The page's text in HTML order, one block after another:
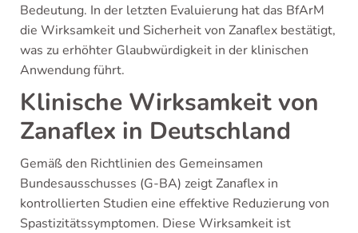
Bedeutung. In der letzten Evaluierung hat das BfArM
die Wirksamkeit und Sicherheit von Zanaflex bestätigt,
was zu erhöhter Glaubwürdigkeit in der klinischen
Anwendung führt.
Klinische Wirksamkeit von
Zanaflex in Deutschland
Gemäß den Richtlinien des Gemeinsamen
Bundesausschusses (G-BA) zeigt Zanaflex in
kontrollierten Studien eine effektive Reduzierung von
Spastizitätssymptomen. Diese Wirksamkeit ist